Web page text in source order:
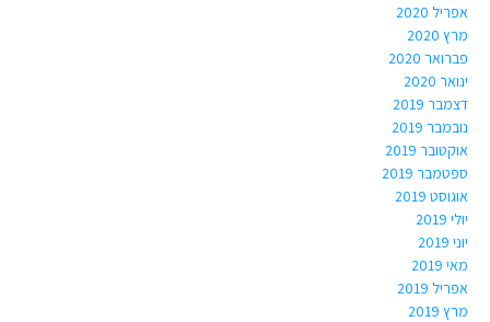
אפריל 2020
מרץ 2020
פברואר 2020
ינואר 2020
דצמבר 2019
נובמבר 2019
אוקטובר 2019
ספטמבר 2019
אוגוסט 2019
יולי 2019
יוני 2019
מאי 2019
אפריל 2019
מרץ 2019